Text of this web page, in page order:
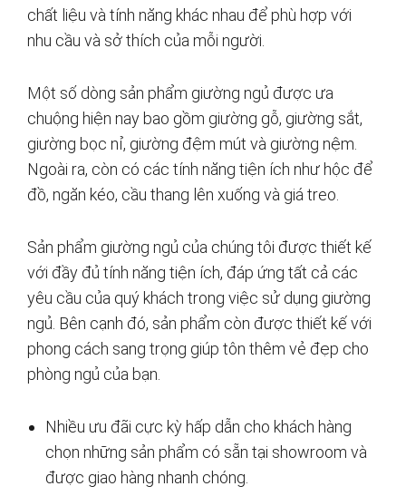
chất liệu và tính năng khác nhau để phù hợp với
nhu cầu và sở thích của mỗi người.
Một số dòng sản phẩm giường ngủ được ưa
chuộng hiện nay bao gồm giường gỗ, giường sắt,
giường bọc nỉ, giường đệm mút và giường nệm.
Ngoài ra, còn có các tính năng tiện ích như hộc để
đồ, ngăn kéo, cầu thang lên xuống và giá treo.
Sản phẩm giường ngủ của chúng tôi được thiết kế
với đầy đủ tính năng tiện ích, đáp ứng tất cả các
yêu cầu của quý khách trong việc sử dụng giường
ngủ. Bên cạnh đó, sản phẩm còn được thiết kế với
phong cách sang trọng giúp tôn thêm vẻ đẹp cho
phòng ngủ của bạn.
Nhiều ưu đãi cực kỳ hấp dẫn cho khách hàng
chọn những sản phẩm có sẵn tại showroom và
được giao hàng nhanh chóng.